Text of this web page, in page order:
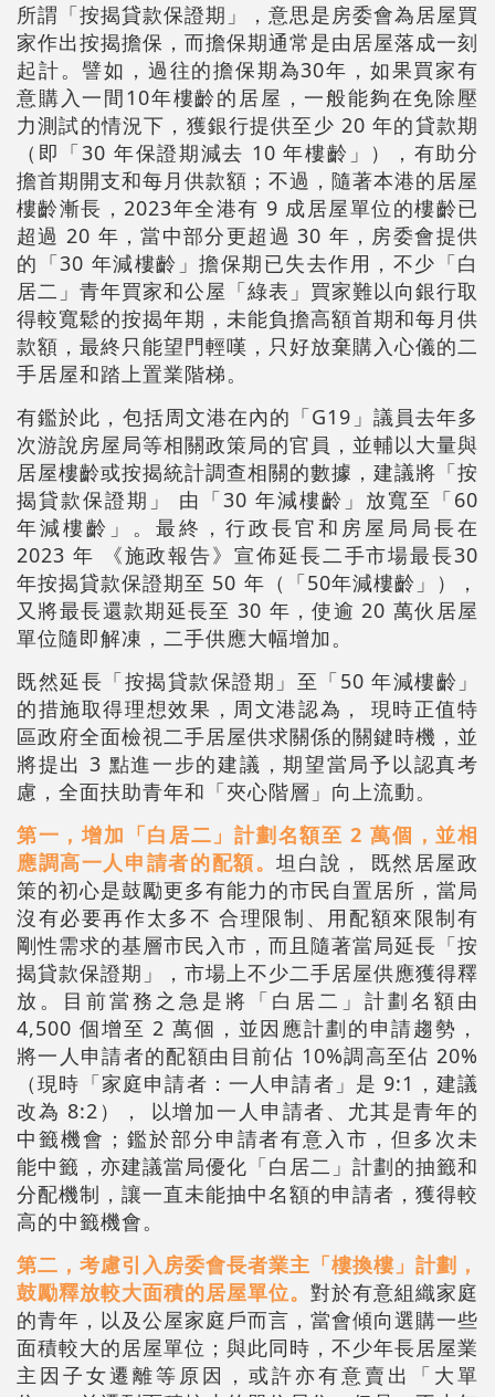
所謂「按揭貸款保證期」，意思是房委會為居屋買
家作出按揭擔保，而擔保期通常是由居屋落成一刻
起計。譬如，過往的擔保期為30年，如果買家有
意購入一間10年樓齡的居屋，一般能夠在免除壓
力測試的情況下，獲銀行提供至少 20 年的貸款期
（即「30 年保證期減去 10 年樓齡」），有助分
擔首期開支和每月供款額；不過，隨著本港的居屋
樓齡漸長，2023年全港有 9 成居屋單位的樓齡已
超過 20 年，當中部分更超過 30 年，房委會提供
的「30 年減樓齡」擔保期已失去作用，不少「白
居二」青年買家和公屋「綠表」買家難以向銀行取
得較寬鬆的按揭年期，未能負擔高額首期和每月供
款額，最終只能望門輕嘆，只好放棄購入心儀的二
手居屋和踏上置業階梯。
有鑑於此，包括周文港在內的「G19」議員去年多
次游說房屋局等相關政策局的官員，並輔以大量與
居屋樓齡或按揭統計調查相關的數據，建議將「按
揭貸款保證期」 由「30 年減樓齡」放寬至「60
年減樓齡」。最終，行政長官和房屋局局長在
2023 年 《施政報告》宣佈延長二手市場最長30
年按揭貸款保證期至 50 年（「50年減樓齡」），
又將最長還款期延長至 30 年，使逾 20 萬伙居屋
單位隨即解凍，二手供應大幅增加。
既然延長「按揭貸款保證期」至「50 年減樓齡」
的措施取得理想效果，周文港認為， 現時正值特
區政府全面檢視二手居屋供求關係的關鍵時機，並
將提出 3 點進一步的建議，期望當局予以認真考
慮，全面扶助青年和「夾心階層」向上流動。
第一，增加「白居二」計劃名額至 2 萬個，並相
應調高一人申請者的配額。坦白說， 既然居屋政
策的初心是鼓勵更多有能力的市民自置居所，當局
沒有必要再作太多不 合理限制、用配額來限制有
剛性需求的基層市民入市，而且隨著當局延長「按
揭貸款保證期」，市場上不少二手居屋供應獲得釋
放。目前當務之急是將「白居二」計劃名額由
4,500 個增至 2 萬個，並因應計劃的申請趨勢，
將一人申請者的配額由目前佔 10%調高至佔 20%
（現時「家庭申請者：一人申請者」是 9:1，建議
改為 8:2）， 以增加一人申請者、尤其是青年的
中籤機會；鑑於部分申請者有意入市，但多次未
能中籤，亦建議當局優化「白居二」計劃的抽籤和
分配機制，讓一直未能抽中名額的申請者，獲得較
高的中籤機會。
第二，考慮引入房委會長者業主「樓換樓」計劃，
鼓勵釋放較大面積的居屋單位。 對於有意組織家庭
的青年，以及公屋家庭戶而言，當會傾向選購一些
面積較大的居屋單位；與此同時，不少年長居屋業
主因子女遷離等原因，或許亦有意賣出「大單